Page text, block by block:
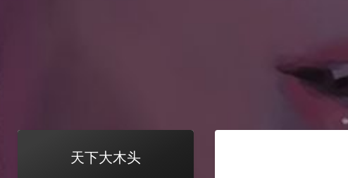
天下大木头